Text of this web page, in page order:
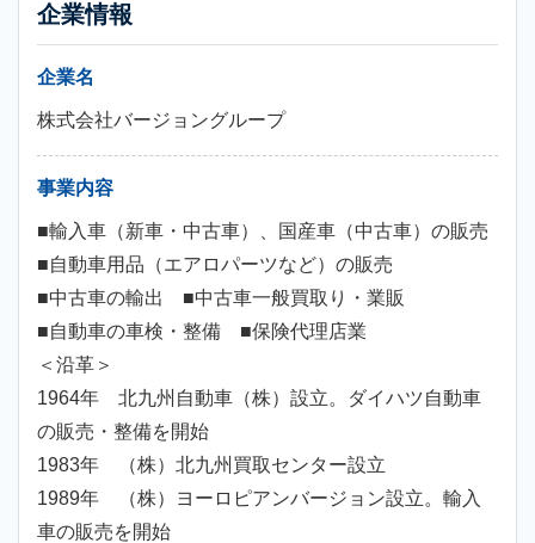
企業情報
企業名
株式会社バージョングループ
事業内容
■輸入車（新車・中古車）、国産車（中古車）の販売
■自動車用品（エアロパーツなど）の販売
■中古車の輸出 ■中古車一般買取り・業販
■自動車の車検・整備 ■保険代理店業
＜沿革＞
1964年 北九州自動車（株）設立。ダイハツ自動車
の販売・整備を開始
1983年 （株）北九州買取センター設立
1989年 （株）ヨーロピアンバージョン設立。輸入
車の販売を開始